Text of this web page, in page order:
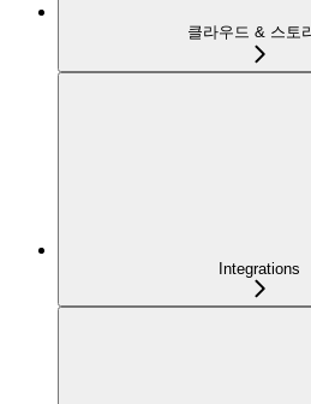
클라우드 & 스토
Integrations